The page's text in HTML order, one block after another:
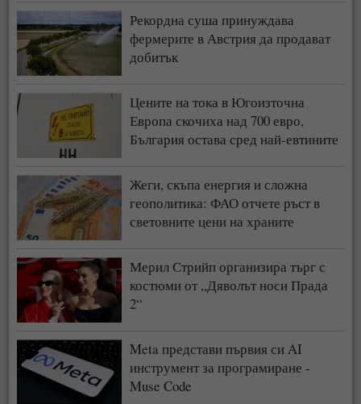
Рекордна суша принуждава
фермерите в Австрия да продават
добитък
Цените на тока в Югоизточна
Европа скочиха над 700 евро,
България остава сред най-евтините
Жеги, скъпа енергия и сложна
геополитика: ФАО отчете ръст в
световните цени на храните
Мерил Стрийп организира търг с
костюми от „Дяволът носи Прада
2“
Meta представи първия си AI
инструмент за програмиране -
Muse Code